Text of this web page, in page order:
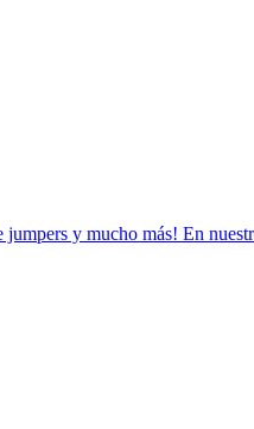
y mucho más! En